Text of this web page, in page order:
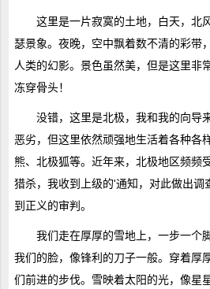
这里是一片寂寞的土地，白天，北
瑟景象。夜晚，空中飘着数不清的彩带
人类的幻影。景色虽然美，但是这里非
冻穿骨头！
没错，这里是北极，我和我的向导
恶劣，但这里依然顽强地生活着各种各
熊、北极狐等。近年来，北极地区频频
猎杀，我收到上级的'通知，对此做出调
到正义的审判。
我们走在厚厚的雪地上，一步一个
我们的脸，像锋利的刀子一般。穿着厚
们前进的步伐。雪映着太阳的光，像星